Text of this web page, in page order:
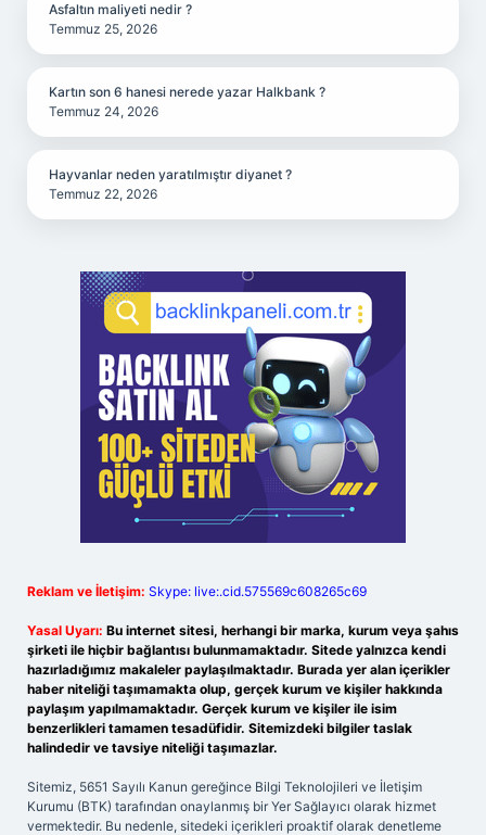
Asfaltın maliyeti nedir ?
Temmuz 25, 2026
Kartın son 6 hanesi nerede yazar Halkbank ?
Temmuz 24, 2026
Hayvanlar neden yaratılmıştır diyanet ?
Temmuz 22, 2026
Reklam ve İletişim: Skype: live:.cid.575569c608265c69
Yasal Uyarı: Bu internet sitesi, herhangi bir marka, kurum veya şahıs
şirketi ile hiçbir bağlantısı bulunmamaktadır. Sitede yalnızca kendi
hazırladığımız makaleler paylaşılmaktadır. Burada yer alan içerikler
haber niteliği taşımamakta olup, gerçek kurum ve kişiler hakkında
paylaşım yapılmamaktadır. Gerçek kurum ve kişiler ile isim
benzerlikleri tamamen tesadüfidir. Sitemizdeki bilgiler taslak
halindedir ve tavsiye niteliği taşımazlar.
Sitemiz, 5651 Sayılı Kanun gereğince Bilgi Teknolojileri ve İletişim
Kurumu (BTK) tarafından onaylanmış bir Yer Sağlayıcı olarak hizmet
vermektedir. Bu nedenle, sitedeki içerikleri proaktif olarak denetleme